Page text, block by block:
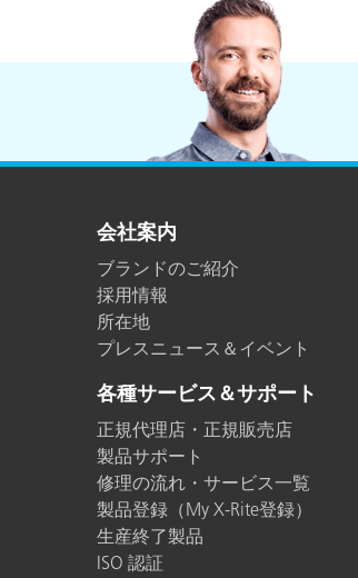
プラスチック
会社案内
ブランドのご紹介
採用情報
所在地
プレスニュース＆イベント
各種サービス＆サポート
正規代理店・正規販売店
製品サポート
修理の流れ・サービス一覧
製品登録（My X-Rite登録）
生産終了製品
ISO 認証